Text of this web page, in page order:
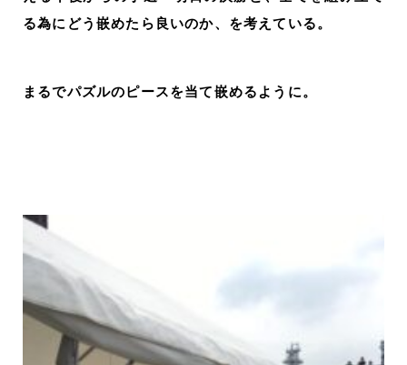
る為にどう嵌めたら良いのか、を考えている。
まるでパズルのピースを当て嵌めるように。